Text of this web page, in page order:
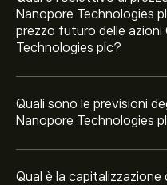
Nanopore Technologies
prezzo futuro delle azioni
Technologies plc?
Quali sono le previsioni
Nanopore Technologies
Qual è la